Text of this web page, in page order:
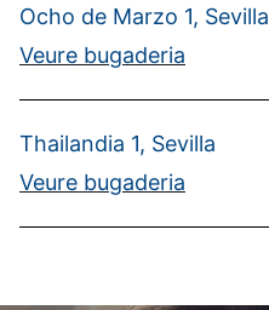
Ocho de Marzo 1, Sevilla
Veure bugaderia
Thailandia 1, Sevilla
Veure bugaderia